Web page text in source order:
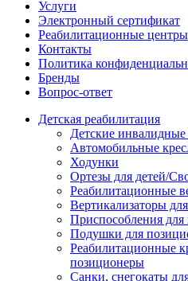
Услуги
Электронный сертификат
Реабилитационные центры
Контакты
Политика
Бренды
Вопрос-ответ
Детская реабилитация
Детские инвалидные
Автомобильные
Ходунки
Ортезы для детей/
Реабилитационные
Вертикализаторы
Приспособления
Подушки для
Реабилитационные
позиционеры
Санки, снегокаты